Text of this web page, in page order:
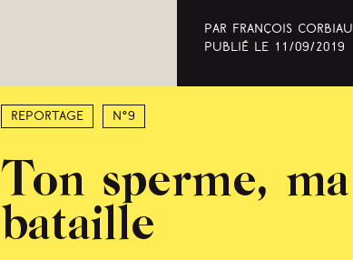
Par François Corbiau
Publié le
11/09/2019
Reportage N°9
Ton sperme, ma
bataille